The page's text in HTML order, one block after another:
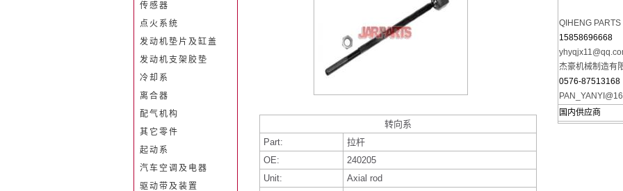
转向系
Part:
拉杆
OE:
240205
Unit:
Axial rod
QIHENG
15858696668
杰豪机械制造有
0576-87513168
国内供应商
传感器
点火系统
发动机垫片及缸盖
发动机支架胶垫
冷却系
离合器
配气机构
其它零件
起动系
汽车空调及电器
驱动带及装置